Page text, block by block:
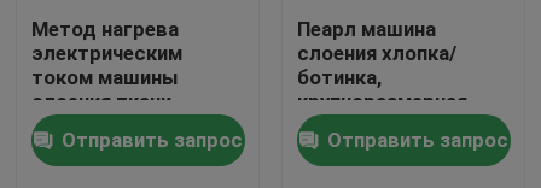
Машина крена разрезая
Машина резца прокладки ткани
Метод нагрева
электрическим
током машины
слоения ткани
дома багажа
пламени
автоматический дуя
Отправить запрос
Пеарл машина
слоения хлопка/
ботинка,
крупноразмерная
машина слоения Ева
Отправить запрос